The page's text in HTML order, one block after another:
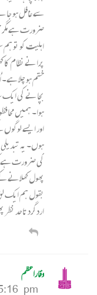
سے غافل ہو
ضرورت ہے
اہلیت کو تو
پرانے نظام
ختم ہو چلا
بچانے کی ایک
ہوا۔ ہمیں
اور ایسے
ہوں۔ یہ
کی ضرورت ہے
پھول کھلانے
بقول ہم ایک
اردگرد تاحد
وقاراعظم
pm